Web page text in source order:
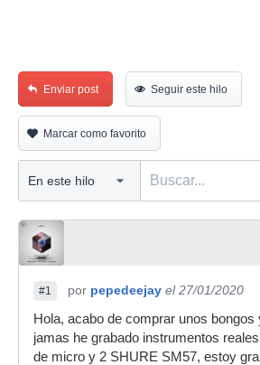
Enviar post Seguir este hilo
Marcar como favorito
#1 por pepedeejay el 27/01/2020
Hola, acabo de comprar unos
jamas he grabado instrumentos
de micro y 2 SHURE SM57, estoy